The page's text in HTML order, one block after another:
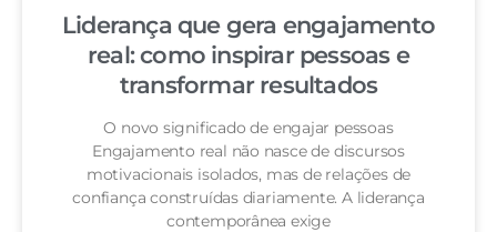
Liderança que gera engajamento
real: como inspirar pessoas e
transformar resultados
O novo significado de engajar pessoas
Engajamento real não nasce de discursos
motivacionais isolados, mas de relações de
confiança construídas diariamente. A liderança
contemporânea exige